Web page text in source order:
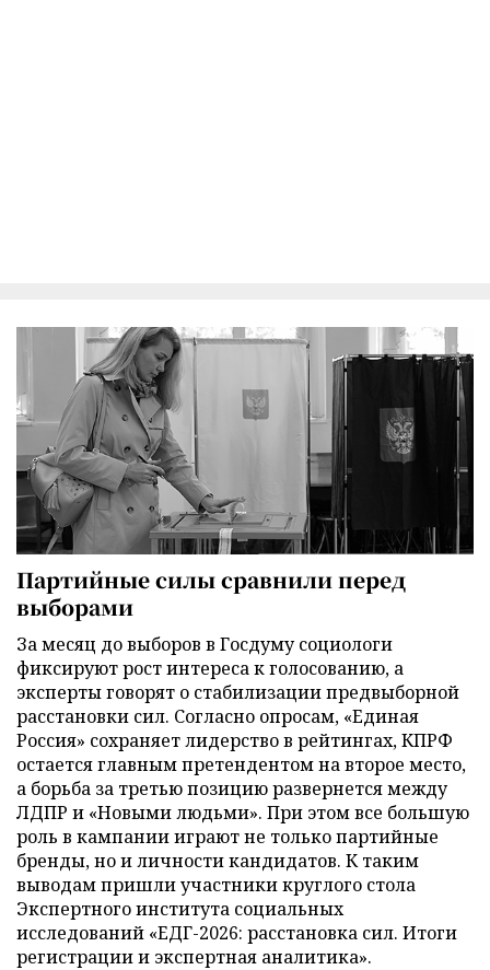
Партийные силы сравнили перед
выборами
За месяц до выборов в Госдуму социологи
фиксируют рост интереса к голосованию, а
эксперты говорят о стабилизации предвыборной
расстановки сил. Согласно опросам, «Единая
Россия» сохраняет лидерство в рейтингах, КПРФ
остается главным претендентом на второе место,
а борьба за третью позицию развернется между
ЛДПР и «Новыми людьми». При этом все большую
роль в кампании играют не только партийные
бренды, но и личности кандидатов. К таким
выводам пришли участники круглого стола
Экспертного института социальных
исследований «ЕДГ-2026: расстановка сил. Итоги
регистрации и экспертная аналитика».